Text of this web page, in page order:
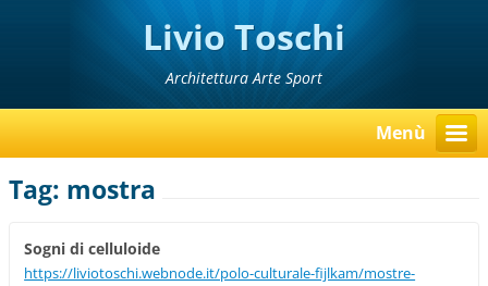
Livio Toschi
Architettura Arte Sport
Menù
Tag: mostra
Sogni di celluloide
https://liviotoschi.webnode.it/polo-culturale-fijlkam/mostre-